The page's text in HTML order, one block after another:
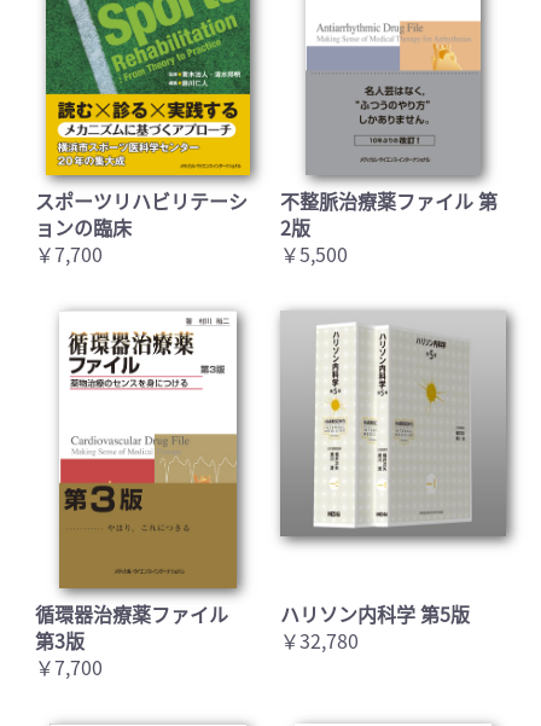
スポーツリハビリテーシ
ョンの臨床
￥7,700
不整脈治療薬ファイル 第
2版
￥5,500
循環器治療薬ファイル
第3版
￥7,700
ハリソン内科学 第5版
￥32,780